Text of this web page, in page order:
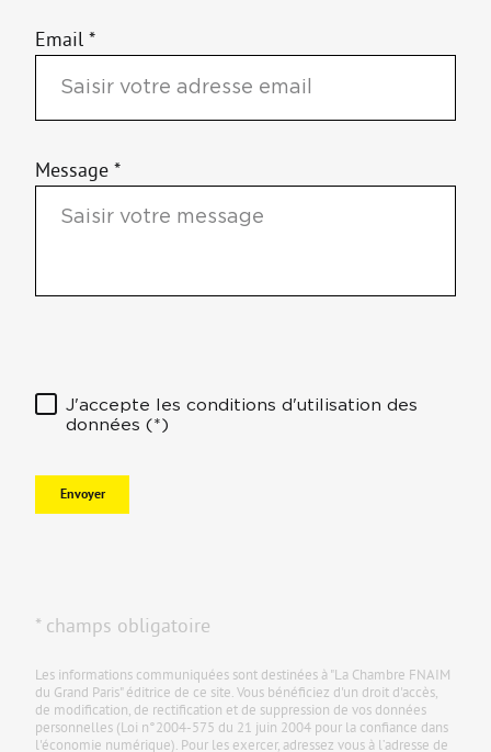
Email *
Message *
J'accepte les conditions d'utilisation des
données (*)
Envoyer
* champs obligatoire
Les informations communiquées sont destinées à "La Chambre FNAIM
du Grand Paris" éditrice de ce site. Vous bénéficiez d'un droit d'accès,
de modification, de rectification et de suppression de vos données
personnelles (Loi n°2004-575 du 21 juin 2004 pour la confiance dans
l'économie numérique). Pour les exercer, adressez vous à l’adresse de